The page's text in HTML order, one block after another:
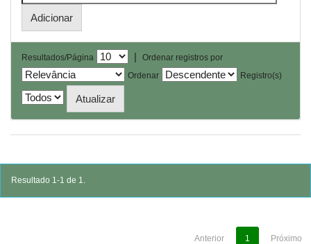
Resultados/Página |
Ordenar registros por
Ordenar
Registro(s)
Resultado 1-1 de 1.
Anterior 1 Próximo